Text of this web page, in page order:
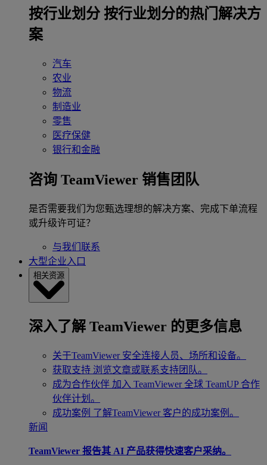
‌按行业划分 按行业划分的热门解决方
案
汽车
农业
物流
制造业
零售
医疗保健
银行和金融
咨询 TeamViewer 销售团队
是否需要我们为您甄选理想的解决方案、完成下单流程
或升级许可证？
与我们联系
大型企业入口
相关资源
深入了解 TeamViewer 的更多信息
关于TeamViewer 安全连接人员、场所和设备。
获取支持 浏览文章或联系支持团队。
成为合作伙伴 加入 TeamViewer 全球 TeamUP 合作
伙伴计划。
成功案例 了解TeamViewer 客户的成功案例。
新闻
TeamViewer 报告其 AI 产品获得快速客户采纳。